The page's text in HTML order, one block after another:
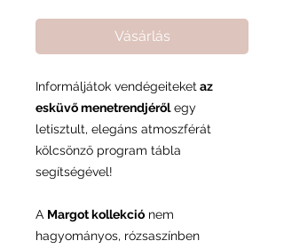
Vásárlás
Informáljátok vendégeiteketaz
esküvő menetrendjérőlegy
letisztult, elegáns atmoszférát
kölcsönző program tábla
segítségével!
A Margot kollekció nem
hagyományos, rózsaszínben